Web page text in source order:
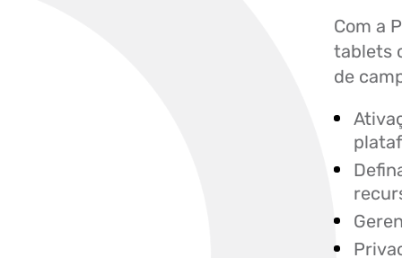
Com a
tablets
de